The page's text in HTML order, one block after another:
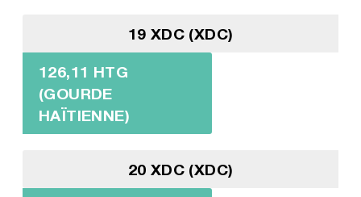
19 XDC (XDC)
126,11 HTG
(GOURDE
HAÏTIENNE)
20 XDC (XDC)